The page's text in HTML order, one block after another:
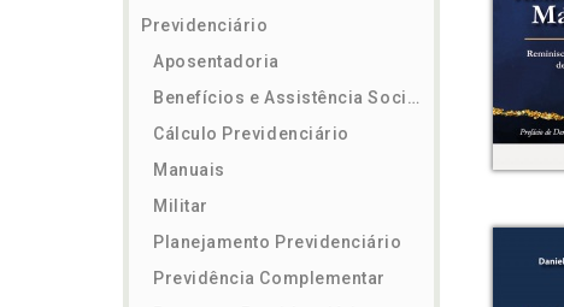
Previdenciário
Aposentadoria
Benefícios e Assistência Social
Cálculo Previdenciário
Manuais
Militar
Planejamento Previdenciário
Previdência Complementar